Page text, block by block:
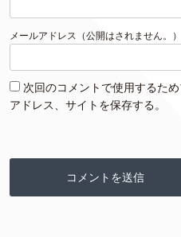
メールアドレス（公開はされません。）
次回のコメントで使用するた
アドレス、サイトを保存する。